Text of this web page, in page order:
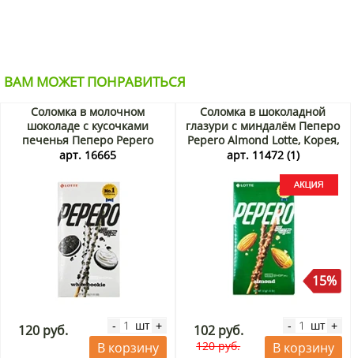
ВАМ МОЖЕТ ПОНРАВИТЬСЯ
Соломка в молочном
шоколаде с кусочками
печенья Пеперо Pepero
White Cookie Lotte, Корея, 32
арт. 16665
120 руб. - шт +
В корзину
Соломка в шоколадной
глазури с миндалём Пеперо
Pepero Almond Lotte, Корея,
36 г Акция
арт. 11472 (1)
15%
102 руб.
120 руб.
- шт +
В корзину